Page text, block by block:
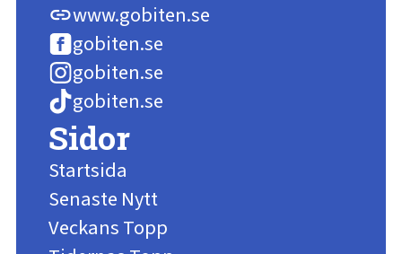
linkwww.gobiten.se
gobiten.se
gobiten.se
gobiten.se
Sidor
Startsida
Senaste Nytt
Veckans Topp